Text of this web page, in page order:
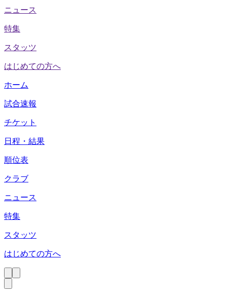
ニュース
特集
スタッツ
はじめての方へ
ホーム
試合速報
チケット
日程・結果
順位表
クラブ
ニュース
特集
スタッツ
はじめての方へ